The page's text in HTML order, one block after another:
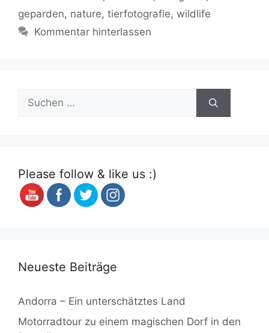
b
o
A
p
er Li a
geparden, nature, tierfotografie, wildlife
Kommentar hinterlassen
Suchen
nach:
Please follow & like us :)
Neueste Beiträge
Andorra – Ein unterschätztes Land
Motorradtour zu einem magischen Dorf in den